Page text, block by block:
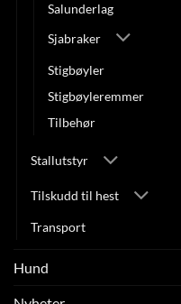
Salunderlag
Sjabraker
Stigbøyler
Stigbøyleremmer
Tilbehør
Stallutstyr
Tilskudd til hest
Transport
Hund